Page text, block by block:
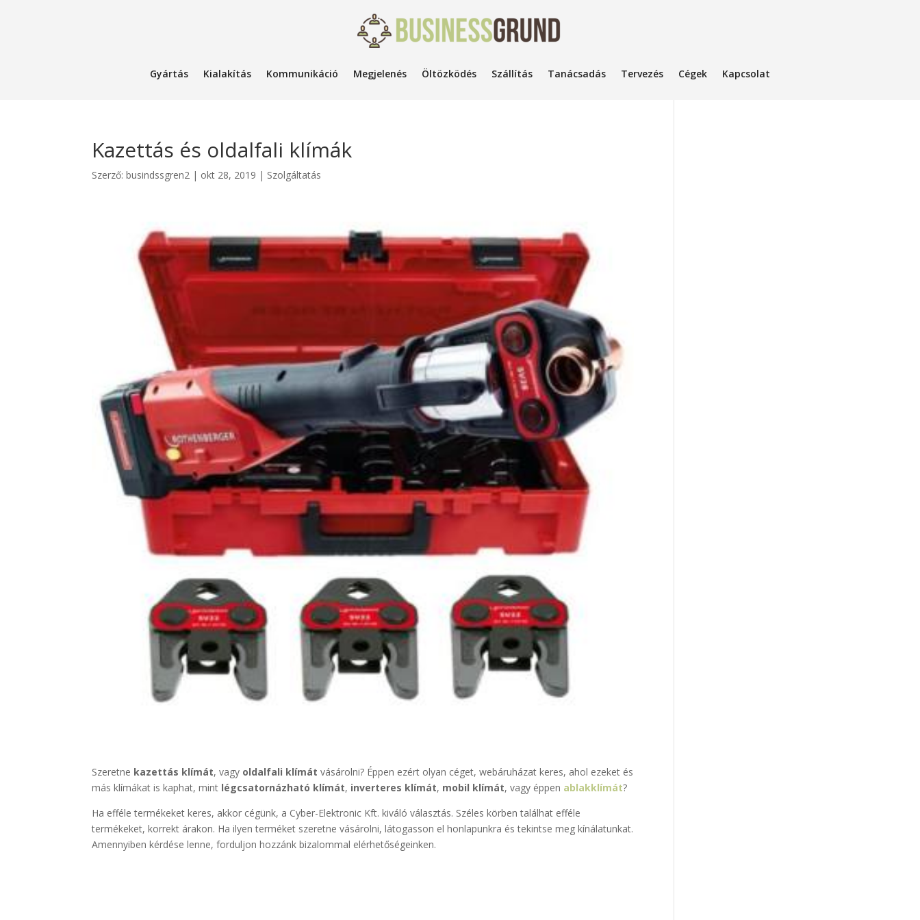
Gyártás Kialakítás Kommunikáció Megjelenés Öltözködés Szállítás Tanácsadás Tervezés Cégek Kapcsolat
Kazettás és oldalfali klímák
Szerző:busindssgren2 | okt 28, 2019 | Szolgáltatás
Szeretne kazettás klímát, vagy oldalfali klímát vásárolni? Éppen ezért olyan céget, webáruházat keres, ahol ezeket és
más klímákat is kaphat, mint légcsatornázható klímát, inverteres klímát, mobil klímát, vagy éppen ablakklímát?
Ha efféle termékeket keres, akkor cégünk, a Cyber-Elektronic Kft. kiváló választás. Széles körben találhat efféle
termékeket, korrekt árakon. Ha ilyen terméket szeretne vásárolni, látogasson el honlapunkra és tekintse meg kínálatunkat.
Amennyiben kérdése lenne, forduljon hozzánk bizalommal elérhetőségeinken.